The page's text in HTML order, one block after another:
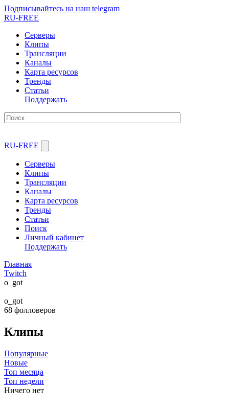
Подписывайтесь на наш telegram
RU-FREE
Серверы
Клипы
Трансляции
Каналы
Карта ресурсов
Тренды
Статьи
Поддержать
RU-FREE
Серверы
Клипы
Трансляции
Каналы
Карта ресурсов
Тренды
Статьи
Поиск
Личный кабинет
Поддержать
Главная
Twitch
o_got
o_got
68 фолловеров
Клипы
Популярные
Новые
Топ месяца
Топ недели
Ничего нет